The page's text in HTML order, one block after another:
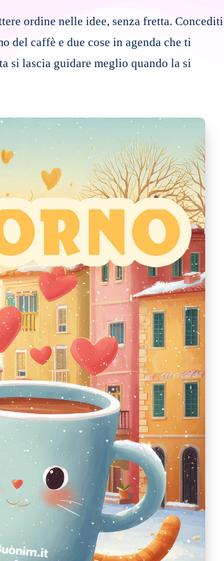
ordine nelle idee, senza fretta. Concediti
del caffè e due cose in agenda che ti
si lascia guidare meglio quando la si